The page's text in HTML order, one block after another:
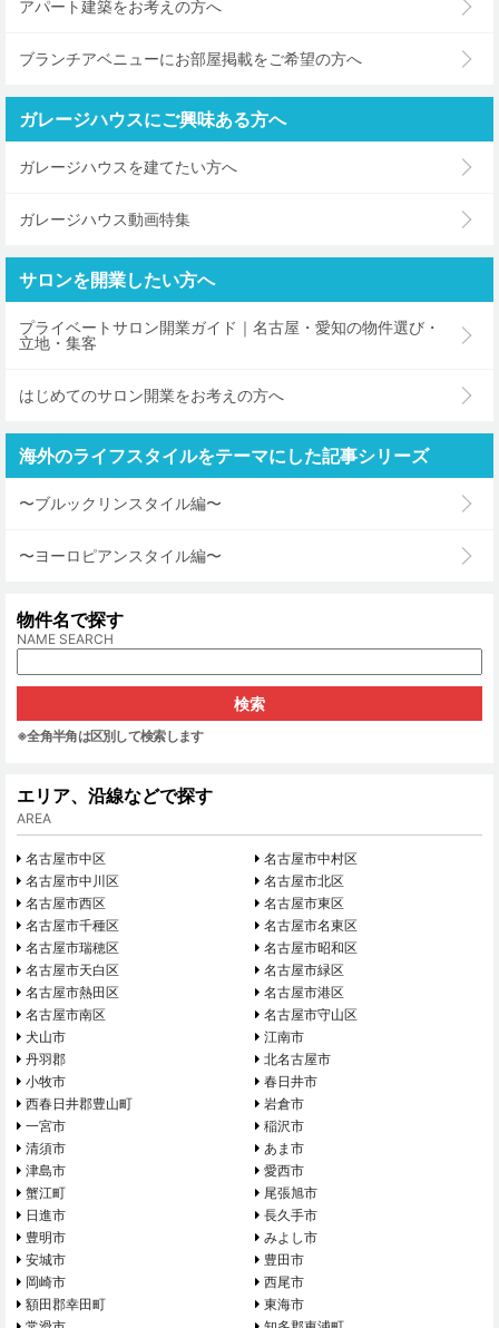
アパート建築をお考えの方へ
ブランチアベニューにお部屋掲載をご希望の方へ
ガレージハウスにご興味ある方へ
ガレージハウスを建てたい方へ
ガレージハウス動画特集
サロンを開業したい方へ
プライベートサロン開業ガイド｜名古屋・愛知の物件選び・
立地・集客
はじめてのサロン開業をお考えの方へ
海外のライフスタイルをテーマにした記事シリーズ
〜ブルックリンスタイル編〜
〜ヨーロピアンスタイル編〜
物件名で探す
NAME SEARCH
※全角半角は区別して検索します
エリア、沿線などで探す
AREA
名古屋市中区
名古屋市中村区
名古屋市中川区
名古屋市北区
名古屋市西区
名古屋市東区
名古屋市千種区
名古屋市名東区
名古屋市瑞穂区
名古屋市昭和区
名古屋市天白区
名古屋市緑区
名古屋市熱田区
名古屋市港区
名古屋市南区
名古屋市守山区
犬山市
江南市
丹羽郡
北名古屋市
小牧市
春日井市
西春日井郡豊山町
岩倉市
一宮市
稲沢市
清須市
あま市
津島市
愛西市
蟹江町
尾張旭市
日進市
長久手市
豊明市
みよし市
安城市
豊田市
岡崎市
西尾市
額田郡幸田町
東海市